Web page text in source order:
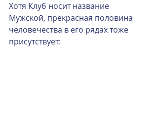
Хотя Клуб носит название
Мужской, прекрасная половина
человечества в его рядах тоже
присутствует: